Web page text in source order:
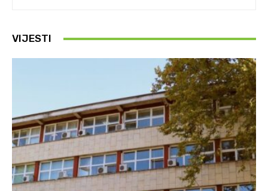
VIJESTI